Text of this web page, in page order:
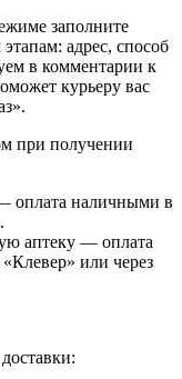
заполните
адрес, способ
в комментарии к
курьеру вас
при получении
оплата наличными в
аптеку — оплата
или через